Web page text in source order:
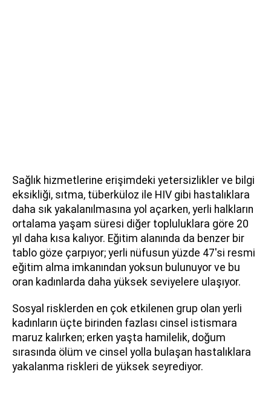
Sağlık hizmetlerine erişimdeki yetersizlikler ve bilgi
eksikliği, sıtma, tüberküloz ile HIV gibi hastalıklara
daha sık yakalanılmasına yol açarken, yerli halkların
ortalama yaşam süresi diğer topluluklara göre 20
yıl daha kısa kalıyor. Eğitim alanında da benzer bir
tablo göze çarpıyor; yerli nüfusun yüzde 47'si resmi
eğitim alma imkanından yoksun bulunuyor ve bu
oran kadınlarda daha yüksek seviyelere ulaşıyor.
Sosyal risklerden en çok etkilenen grup olan yerli
kadınların üçte birinden fazlası cinsel istismara
maruz kalırken; erken yaşta hamilelik, doğum
sırasında ölüm ve cinsel yolla bulaşan hastalıklara
yakalanma riskleri de yüksek seyrediyor.